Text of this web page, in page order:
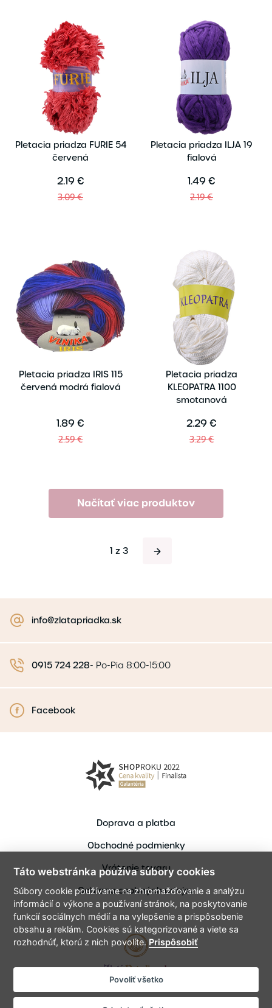
Pletacia priadza FURIE 54
červená
2.19 €
3.09 €
Pletacia priadza ILJA 19
fialová
1.49 €
2.19 €
Pletacia priadza IRIS 115
červená modrá fialová
1.89 €
2.59 €
Pletacia priadza
KLEOPATRA 1100
smotanová
2.29 €
3.29 €
Načítať viac produktov
1 z 3
info@zlatapriadka.sk
0915 724 228- Po-Pia 8:00-15:00
Facebook
Doprava a platba
Obchodné podmienky
Vrátenie tovaru
Ochrana osobných údajov
Copyright © 2021 ZlataPriadka.sk
Vytvoril bart.sk - Tvorme spolu digitálne zážitky
Táto webstránka používa súbory cookies
Súbory cookie používame na zhromažďovanie a analýzu
informácií o výkone a používaní stránok, na poskytovanie
funkcií sociálnych médií a na vylepšenie a prispôsobenie
obsahu a reklám. Cookies sú kategorizované a viete sa
rozhodnúť, ktorú z nich povolíte.Prispôsobiť
Povoliť všetko